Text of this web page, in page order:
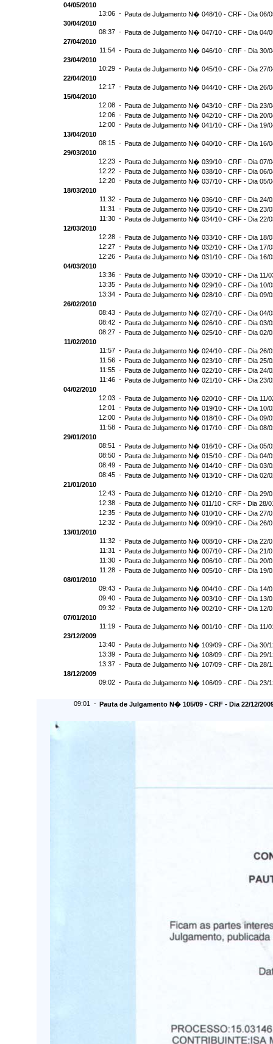
04/05/2010
13:06 - Pauta de Julgamento N� 048/10 - CRF - Dia 06/
30/04/2010
08:37 - Pauta de Julgamento N� 047/10 - CRF - Dia 04/
27/04/2010
11:54 - Pauta de Julgamento N� 046/10 - CRF - Dia 30/
23/04/2010
10:29 - Pauta de Julgamento N� 045/10 - CRF - Dia 27/
22/04/2010
12:17 - Pauta de Julgamento N� 044/10 - CRF - Dia 26/
15/04/2010
12:08 - Pauta de Julgamento N� 043/10 - CRF - Dia 23/
12:06 - Pauta de Julgamento N� 042/10 - CRF - Dia 20/
12:00 - Pauta de Julgamento N� 041/10 - CRF - Dia 19/
13/04/2010
08:15 - Pauta de Julgamento N� 040/10 - CRF - Dia 16/
29/03/2010
12:23 - Pauta de Julgamento N� 039/10 - CRF - Dia 07/
12:22 - Pauta de Julgamento N� 038/10 - CRF - Dia 06/
12:20 - Pauta de Julgamento N� 037/10 - CRF - Dia 05/
18/03/2010
11:32 - Pauta de Julgamento N� 036/10 - CRF - Dia 24/
11:31 - Pauta de Julgamento N� 035/10 - CRF - Dia 23/
11:30 - Pauta de Julgamento N� 034/10 - CRF - Dia 22/
12/03/2010
12:28 - Pauta de Julgamento N� 033/10 - CRF - Dia 18/
12:27 - Pauta de Julgamento N� 032/10 - CRF - Dia 17/
12:26 - Pauta de Julgamento N� 031/10 - CRF - Dia 16/
04/03/2010
13:36 - Pauta de Julgamento N� 030/10 - CRF - Dia 11/
13:35 - Pauta de Julgamento N� 029/10 - CRF - Dia 10/
13:34 - Pauta de Julgamento N� 028/10 - CRF - Dia 09/
26/02/2010
08:43 - Pauta de Julgamento N� 027/10 - CRF - Dia 04/
08:42 - Pauta de Julgamento N� 026/10 - CRF - Dia 03/
08:27 - Pauta de Julgamento N� 025/10 - CRF - Dia 02/
11/02/2010
11:57 - Pauta de Julgamento N� 024/10 - CRF - Dia 26/
11:56 - Pauta de Julgamento N� 023/10 - CRF - Dia 25/
11:55 - Pauta de Julgamento N� 022/10 - CRF - Dia 24/
11:46 - Pauta de Julgamento N� 021/10 - CRF - Dia 23/
04/02/2010
12:03 - Pauta de Julgamento N� 020/10 - CRF - Dia 11/
12:01 - Pauta de Julgamento N� 019/10 - CRF - Dia 10/
12:00 - Pauta de Julgamento N� 018/10 - CRF - Dia 09/
11:58 - Pauta de Julgamento N� 017/10 - CRF - Dia 08/
29/01/2010
08:51 - Pauta de Julgamento N� 016/10 - CRF - Dia 05/
08:50 - Pauta de Julgamento N� 015/10 - CRF - Dia 04/
08:49 - Pauta de Julgamento N� 014/10 - CRF - Dia 03/
08:45 - Pauta de Julgamento N� 013/10 - CRF - Dia 02/
21/01/2010
12:43 - Pauta de Julgamento N� 012/10 - CRF - Dia 29/
12:38 - Pauta de Julgamento N� 011/10 - CRF - Dia 28/
12:35 - Pauta de Julgamento N� 010/10 - CRF - Dia 27/
12:32 - Pauta de Julgamento N� 009/10 - CRF - Dia 26/
13/01/2010
11:32 - Pauta de Julgamento N� 008/10 - CRF - Dia 22/
11:31 - Pauta de Julgamento N� 007/10 - CRF - Dia 21/
11:30 - Pauta de Julgamento N� 006/10 - CRF - Dia 20/
11:28 - Pauta de Julgamento N� 005/10 - CRF - Dia 19/
08/01/2010
09:43 - Pauta de Julgamento N� 004/10 - CRF - Dia 14/
09:40 - Pauta de Julgamento N� 003/10 - CRF - Dia 13/
09:32 - Pauta de Julgamento N� 002/10 - CRF - Dia 12/
07/01/2010
11:19 - Pauta de Julgamento N� 001/10 - CRF - Dia 11/
23/12/2009
13:40 - Pauta de Julgamento N� 109/09 - CRF - Dia 30/
13:39 - Pauta de Julgamento N� 108/09 - CRF - Dia 29/
13:37 - Pauta de Julgamento N� 107/09 - CRF - Dia 28/
18/12/2009
09:02 - Pauta de Julgamento N� 106/09 - CRF - Dia 23/
09:01 - Pauta de Julgamento N� 105/09 - CRF - Dia 22/12/